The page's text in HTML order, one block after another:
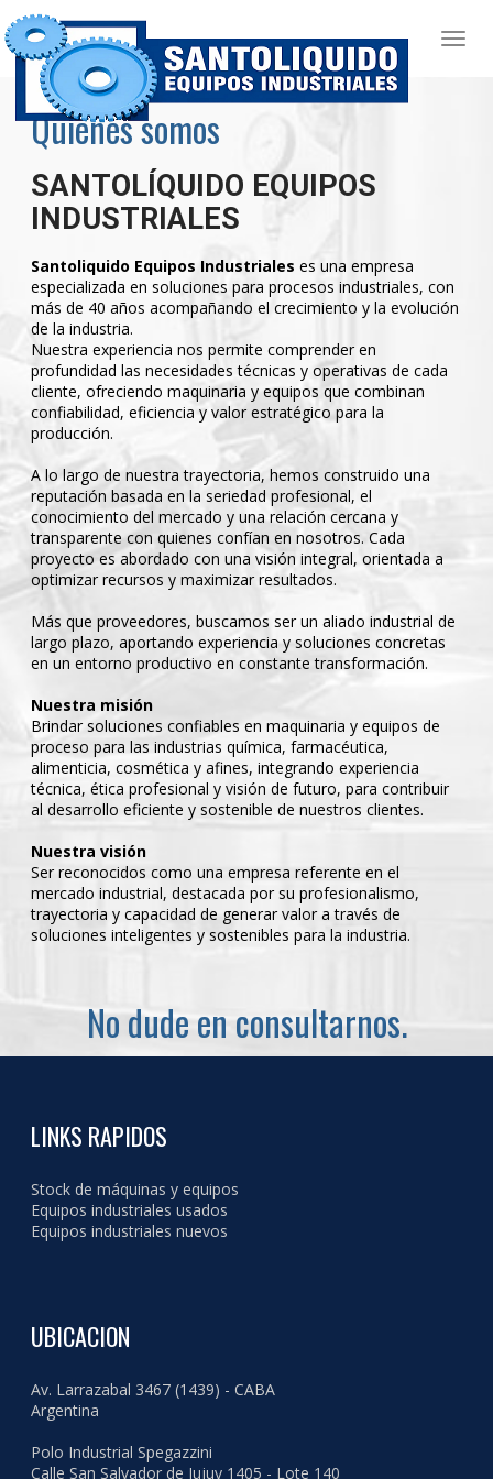
Quienes somos
SANTOLÍQUIDO EQUIPOS
INDUSTRIALES
Santoliquido Equipos Industriales es una empresa
especializada en soluciones para procesos industriales, con
más de 40 años acompañando el crecimiento y la evolución
de la industria.
Nuestra experiencia nos permite comprender en
profundidad las necesidades técnicas y operativas de cada
cliente, ofreciendo maquinaria y equipos que combinan
confiabilidad, eficiencia y valor estratégico para la
producción.
A lo largo de nuestra trayectoria, hemos construido una
reputación basada en la seriedad profesional, el
conocimiento del mercado y una relación cercana y
transparente con quienes confían en nosotros. Cada
proyecto es abordado con una visión integral, orientada a
optimizar recursos y maximizar resultados.
Más que proveedores, buscamos ser un aliado industrial de
largo plazo, aportando experiencia y soluciones concretas
en un entorno productivo en constante transformación.
Nuestra misión
Brindar soluciones confiables en maquinaria y equipos de
proceso para las industrias química, farmacéutica,
alimenticia, cosmética y afines, integrando experiencia
técnica, ética profesional y visión de futuro, para contribuir
al desarrollo eficiente y sostenible de nuestros clientes.
Nuestra visión
Ser reconocidos como una empresa referente en el
mercado industrial, destacada por su profesionalismo,
trayectoria y capacidad de generar valor a través de
soluciones inteligentes y sostenibles para la industria.
No dude en consultarnos.
LINKS RAPIDOS
Stock de máquinas y equipos
Equipos industriales usados
Equipos industriales nuevos
UBICACION
Av. Larrazabal 3467 (1439) - CABA
Argentina
Polo Industrial Spegazzini
Calle San Salvador de Jujuy 1405 - Lote 140